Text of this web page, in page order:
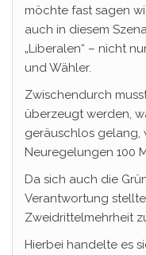
möchte fast sagen
auch in diesem
„Liberalen“ – nicht
und Wähler.
Zwischendurch
überzeugt werden,
geräuschlos gelang,
Neuregelungen 100
Da sich auch die
Verantwortung
Zweidrittelmehrheit
Hierbei handelte es